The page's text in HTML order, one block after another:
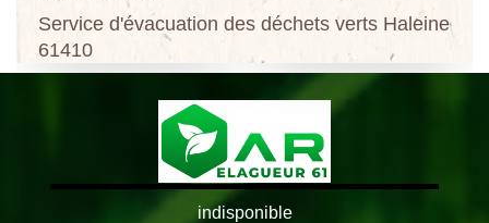
Service d'évacuation des déchets verts Haleine
61410
indisponible